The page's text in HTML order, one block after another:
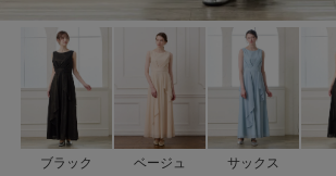
ブラック ベージュ サックス